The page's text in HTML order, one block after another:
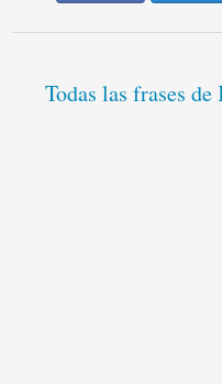
Todas las frases